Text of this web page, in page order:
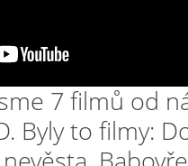
7 filmů od
Byly to filmy: